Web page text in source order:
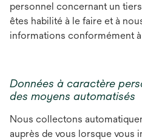
personnel concernant un
êtes habilité à le faire et à
informations conformément
Données à caractère
des moyens automatisés
Nous collectons
auprès de vous lorsque vous